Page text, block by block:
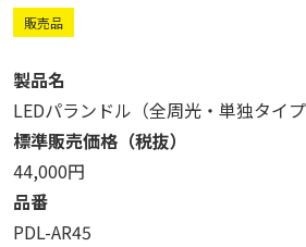
販売品
製品名
LEDパランドル（全周光・単独タイプ
標準販売価格（税抜）
44,000円
品番
PDL-AR45